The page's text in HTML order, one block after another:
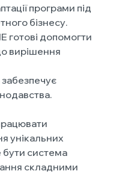
програми під
бізнесу.
готові допомогти
вирішення
забезпечує
унікальних
система
складними